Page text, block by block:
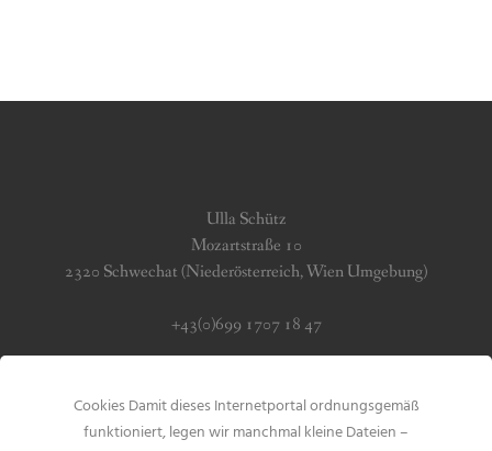
Ulla Schütz
Mozartstraße 10
2320 Schwechat (Niederösterreich, Wien Umgebung)
+43(0)699 1707 18 47
Impressum & Datenschutz
Cookies Damit dieses Internetportal ordnungsgemäß
funktioniert, legen wir manchmal kleine Dateien –